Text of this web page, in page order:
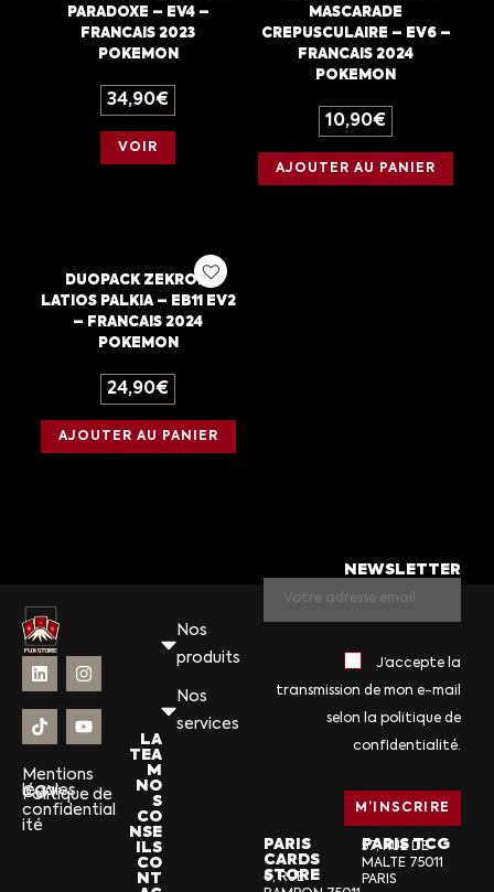
PARADOXE – EV4 –
FRANCAIS 2023
POKEMON
34,90€
VOIR
MASCARADE
CREPUSCULAIRE – EV6 –
FRANCAIS 2024
POKEMON
10,90€
AJOUTER AU PANIER
DUOPACK ZEKROM
LATIOS PALKIA – EB11 EV2
– FRANCAIS 2024
POKEMON
24,90€
AJOUTER AU PANIER
Mentions
légales
CGV
Politique de
confidential
ité
Nos
produits
Nos
services
LA
TEA
M
NO
S
CO
NSE
ILS
CO
NT
NEWSLETTER
J’accepte la
transmission de mon e-mail
selon la politique de
confidentialité.
PARIS
CARDS
STORE
6, RUE
PARIS TCG
57, RUE DE
MALTE 75011
PARIS